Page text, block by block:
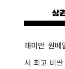
래미안 원베
서 최고 비